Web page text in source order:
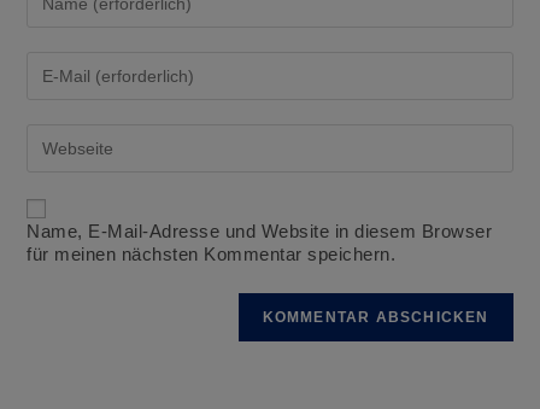
deinen
Benutzernamen
ein
deine
Adresse
ein
deine
URL
ein
(optional)
Name, E-Mail-Adresse und Website in diesem Browser
für meinen nächsten Kommentar speichern.